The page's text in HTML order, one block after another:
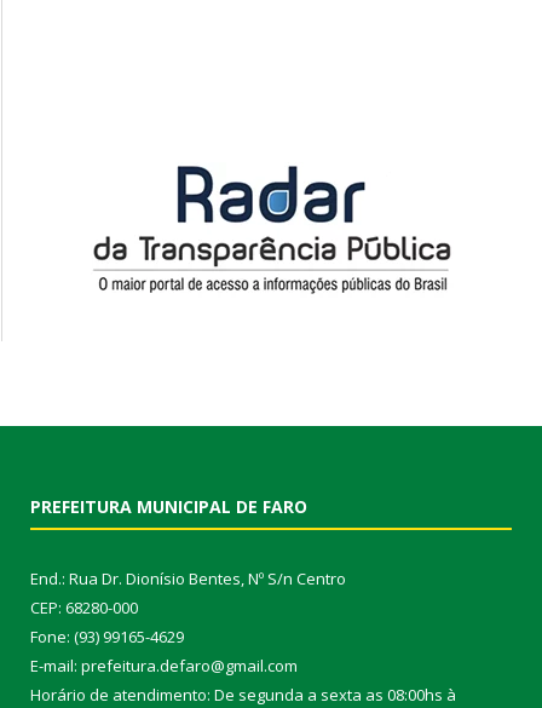
PREFEITURA MUNICIPAL DE FARO
End.: Rua Dr. Dionísio Bentes, Nº S/n Centro
CEP: 68280-000
Fone: (93) 99165-4629
E-mail: prefeitura.defaro@gmail.com
Horário de atendimento: De segunda a sexta as 08:00hs à